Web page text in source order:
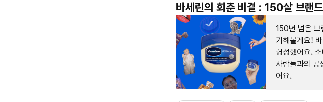
바세린의 회춘 비결 : 150살 브랜
150년 넘은 브
기해볼게요!
형성했어요.
사람들과의 공
어요.